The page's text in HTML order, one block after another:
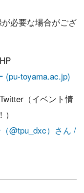
必要な場合がござ
(pu-toyama.ac.jp)
（イベント情
@tpu_dxc）さん /